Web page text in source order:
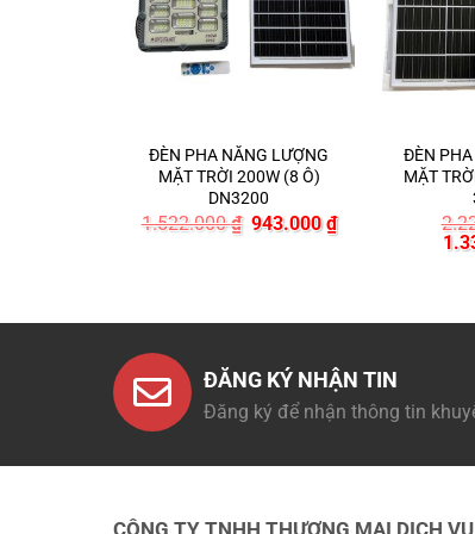
ĐÈN PHA NĂNG LƯỢNG
MẶT TRỜI 200W (8 Ô)
DN3200
1.522.000₫ Giá
943.000₫Giá
hiện
ĐÈN
MẶT
Giá
ĐĂNG KÝ NHẬN TIN
Đăng ký để nhận thông tin